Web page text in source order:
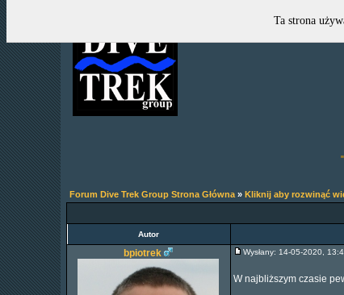
"
Forum Dive Trek Group Strona Główna» Kliknij aby rozwinąć
Autor
bpiotrek Wysłany: 14-05-2020,
W najbliższym czasie
Ta strona